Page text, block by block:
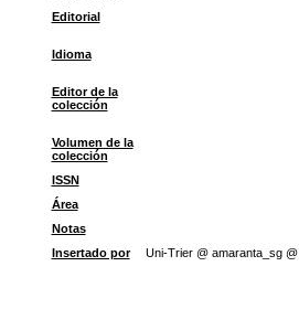
Editorial
Idioma
Editor de la
colección
Volumen de la
colección
ISSN
Área
Notas
Insertado por
Uni-Trier @ amaranta_sg @